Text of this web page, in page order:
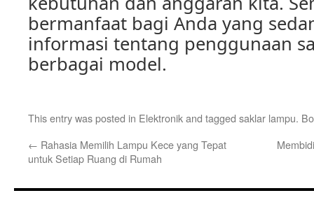
bermanfaat bagi Anda yang
informasi tentang penggunaan
berbagai model.
This entry was posted in Elektronikand tagged saklar lampu.
← Rahasia Memilih Lampu Kece yang Tepat
untuk Setiap Ruang di Rumah